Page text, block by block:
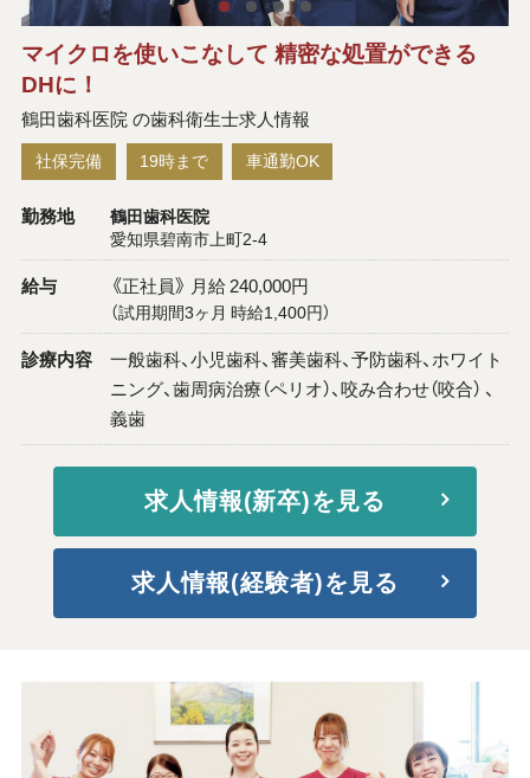
マイクロを使いこなして 精密な処置ができる
DHに！
鶴田歯科医院 の歯科衛生士求人情報
社保完備 19時まで 車通勤OK
勤務地 鶴田歯科医院
愛知県碧南市上町2-4
給与 《正社員》 月給 240,000円
（試用期間3ヶ月 時給1,400円）
診療内容
一般歯科、小児歯科、審美歯科、予防歯科、ホワイト
ニング、歯周病治療（ペリオ）、咬み合わせ（咬合） 、
義歯
求人情報(新卒)を見る
求人情報(経験者)を見る